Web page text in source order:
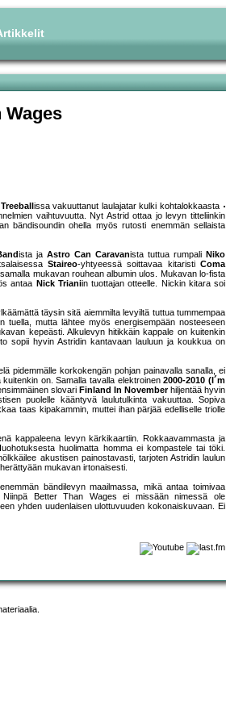
Treeball issa vakuuttanut laulajatar kulki kohtalokkaasta
vaihtuvuutta. Nyt Astrid ottaa jo levyn titteliinkin
bändisoundin ohella myös rutosti enemmän sellaista
ista ja Astro Can Caravanista tuttua rumpali Niko
Staireo-yhtyeessä soittavaa kitaristi Coma
mukavan rouhean albumin ulos. Mukavan lo-fista
antaa Nick Trianiin tuottajan otteelle. Nickin kitara soi
täysin sitä aiemmilta levyiltä tuttua tummempaa
tuella, mutta lähtee myös energisempään nosteeseen
kepeästi. Alkulevyn hitikkäin kappale on kuitenkin
sopii hyvin Astridin kantavaan lauluun ja koukkua on
pidemmälle korkokengän pohjan painavalla sanalla, ei
on. Samalla tavalla elektroinen2000-2010 (I´m
slovari Finland In Novemberhiljentää hyvin
puolelle kääntyvä laulutulkinta vakuuttaa. Sopiva
taas kipakammin, muttei ihan pärjää edelliselle triolle
kappaleena levyn kärkikaartiin. Rokkaavammasta ja
huolimatta homma ei kompastele tai töki.
akustisen painostavasti, tarjoten Astridin laulun
mukavan irtonaisesti.
bändilevyn maailmassa, mikä antaa toimivaa
Niinpä Better Than Wages ei missään nimessä ole
yhden uudenlaisen ulottuvuuden kokonaiskuvaan. Ei